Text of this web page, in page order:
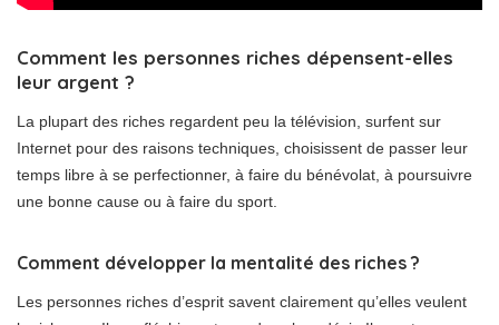
Comment les personnes riches dépensent-elles
leur argent ?
La plupart des riches regardent peu la télévision, surfent sur
Internet pour des raisons techniques, choisissent de passer leur
temps libre à se perfectionner, à faire du bénévolat, à poursuivre
une bonne cause ou à faire du sport.
Comment développer la mentalité des riches ?
Les personnes riches d’esprit savent clairement qu’elles veulent